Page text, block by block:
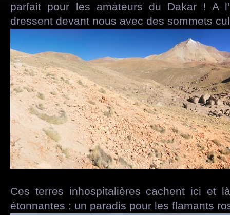
parfait pour les amateurs du Dakar ! A
dressent devant nous avec des sommets
Ces terres inhospitalières cachent ici et
étonnantes : un paradis pour les flamants